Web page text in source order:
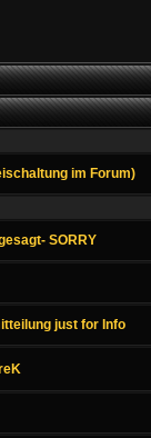
im Forum)
SORRY
just for Info